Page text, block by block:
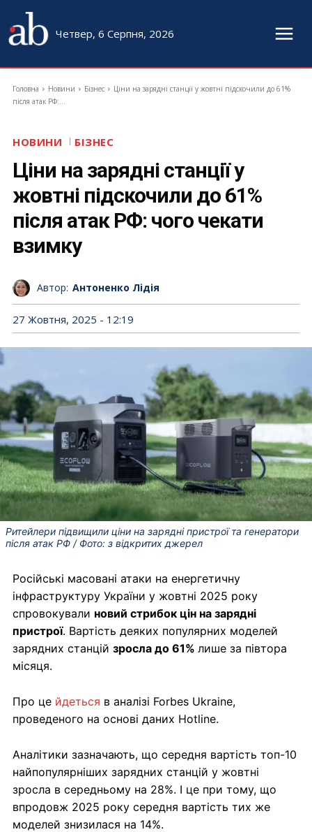
Четвер, 6 Серпня, 2026
Головна Новини Бізнес
Ціни на зарядні станції у жовтні підскочили до 61%
після атак РФ:...
НОВИНИ БІЗНЕС
Ціни на зарядні станції у
жовтні підскочили до 61%
після атак РФ: чого чекати
взимку
Автор: Антоненко Лідія
27 Жовтня, 2025 - 12:19
Ритейлери підвищили ціни на зарядні пристрої та генератори
після атак РФ / Фото: з відкритих джерел
Російські масовані атаки на енергетичну
інфраструктуру України у жовтні 2025 року
спровокували новий стрибок цін на зарядні
пристрої. Вартість деяких популярних моделей
зарядних станцій зросла до 61% лише за півтора
місяця.
Про це йдеться в аналізі Forbes Ukraine,
проведеного на основі даних Hotline.
Аналітики зазначають, що середня вартість топ-10
найпопулярніших зарядних станцій у жовтні
зросла в середньому на 28%. І це при тому, що
впродовж 2025 року середня вартість тих же
моделей знизилася на 14%.